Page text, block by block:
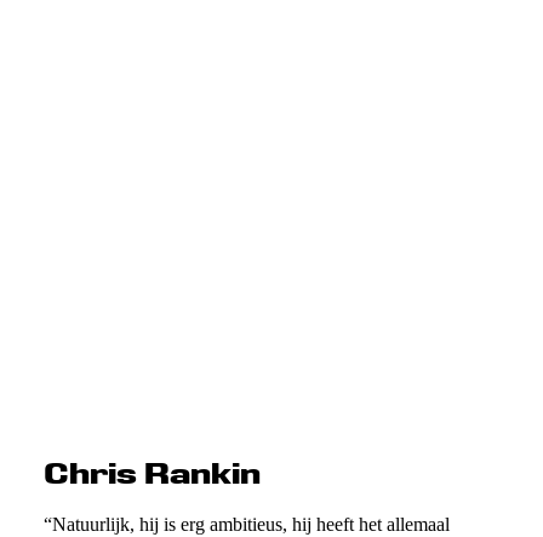
Chris Rankin
“Natuurlijk, hij is erg ambitieus, hij heeft het allemaal